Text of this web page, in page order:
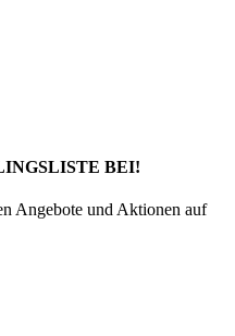
BEI!
Angebote und Aktionen auf